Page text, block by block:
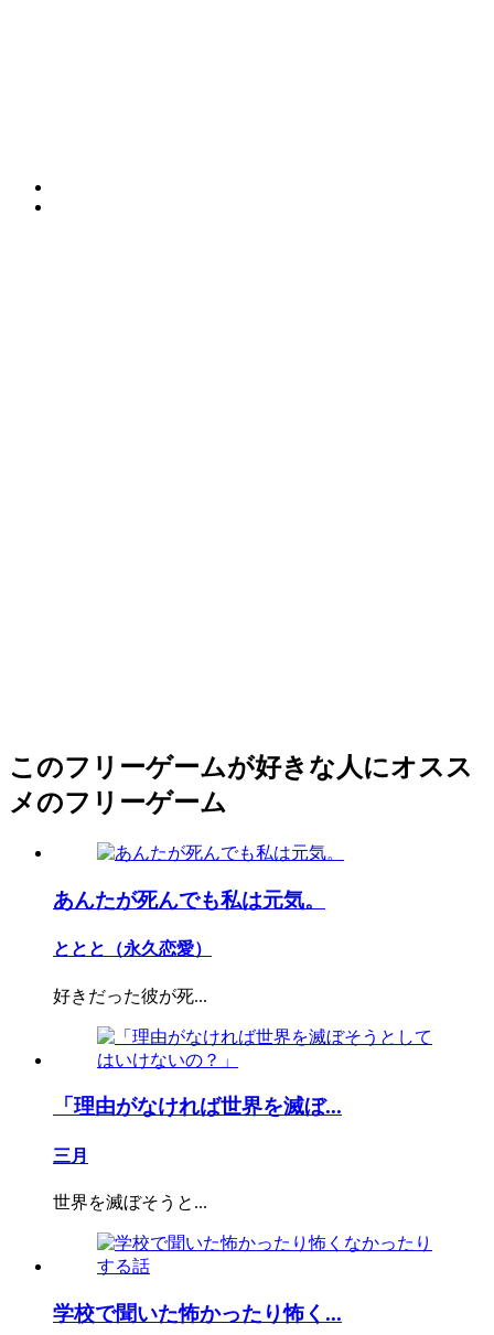
このフリーゲームが好きな人にオスス
メのフリーゲーム
あんたが死んでも私は元気。
ととと（永久恋愛）
好きだった彼が死...
「理由がなければ世界を滅ぼ...
三月
世界を滅ぼそうと...
学校で聞いた怖かったり怖く...